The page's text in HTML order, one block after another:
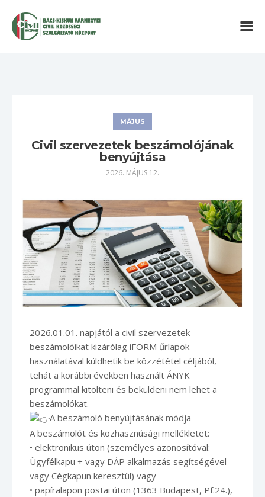
MÁJUS
Civil szervezetek beszámolójának
benyújtása
2026. MÁJUS 12.
2026.01.01. napjától a civil szervezetek
beszámolóikat kizárólag iFORM űrlapok
használatával küldhetik be közzététel céljából,
tehát a korábbi években használt ÁNYK
programmal kitölteni és beküldeni nem lehet a
beszámolókat.
A beszámoló benyújtásának módja
A beszámolót és közhasznúsági mellékletet:
• elektronikus úton (személyes azonosítóval:
Ügyfélkapu + vagy DÁP alkalmazás segítségével
vagy Cégkapun keresztül) vagy
• papíralapon postai úton (1363 Budapest, Pf.24.),